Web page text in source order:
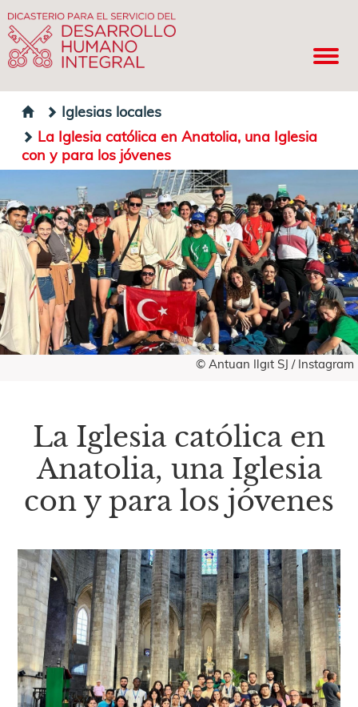
Iglesias locales
La Iglesia católica en Anatolia, una Iglesia
con y para los jóvenes
© Antuan Ilgıt SJ / Instagram
La Iglesia católica en
Anatolia, una Iglesia
con y para los jóvenes